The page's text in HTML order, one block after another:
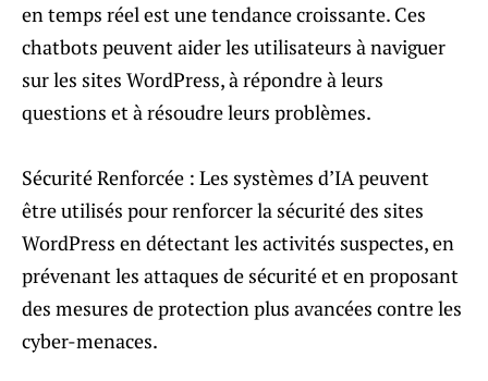
en temps réel est une tendance croissante. Ces
chatbots peuvent aider les utilisateurs à naviguer
sur les sites WordPress, à répondre à leurs
questions et à résoudre leurs problèmes.
Sécurité Renforcée : Les systèmes d’IA peuvent
être utilisés pour renforcer la sécurité des sites
WordPress en détectant les activités suspectes, en
prévenant les attaques de sécurité et en proposant
des mesures de protection plus avancées contre les
cyber-menaces.